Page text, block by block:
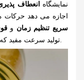
علاوه بر این% 2c چسب EVA نمایشگاه
انعطاف
اجازه می دهد حرکات
سریع تنظیم زمان و
تولید سرعت مفید که مجموعه سریع و پیوند فوری ضروری است.